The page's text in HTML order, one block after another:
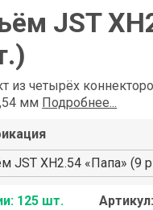
JST
из четырёх
мм Подробнее...
JST XH2.54 «Папа» (9
125 шт.